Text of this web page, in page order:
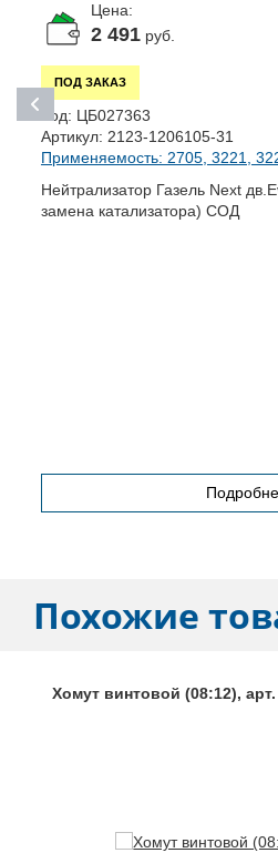
Цена:
2 491руб.
ПОД ЗАКАЗ
Код: ЦБ027363
Артикул: 2123-1206105-31
Применяемость: 2705, 3221,
Нейтрализатор Газель Next
замена катализатора) СОД
Похожие
Хомут винтовой (08:12), арт.